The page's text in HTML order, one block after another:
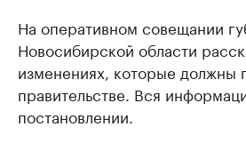
На оперативном совещании
Новосибирской области
изменениях, которые должны
правительстве. Вся
постановлении.